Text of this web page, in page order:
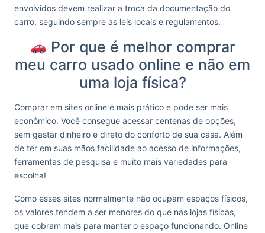
envolvidos devem realizar a troca da documentação do
carro, seguindo sempre as leis locais e regulamentos.
Por que é melhor comprar
meu carro usado online e não em
uma loja física?
Comprar em sites online é mais prático e pode ser mais
econômico. Você consegue acessar centenas de opções,
sem gastar dinheiro e direto do conforto de sua casa. Além
de ter em suas mãos facilidade ao acesso de informações,
ferramentas de pesquisa e muito mais variedades para
escolha!
Como esses sites normalmente não ocupam espaços físicos,
os valores tendem a ser menores do que nas lojas físicas,
que cobram mais para manter o espaço funcionando. Online